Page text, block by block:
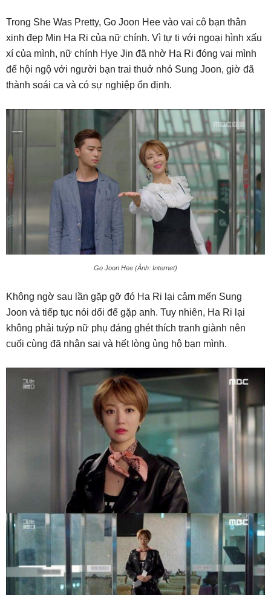
Trong She Was Pretty, Go Joon Hee vào vai cô bạn thân
xinh đẹp Min Ha Ri của nữ chính. Vì tự ti với ngoại hình xấu
xí của mình, nữ chính Hye Jin đã nhờ Ha Ri đóng vai mình
để hội ngộ với người bạn trai thuở nhỏ Sung Joon, giờ đã
thành soái ca và có sự nghiệp ổn định.
Go Joon Hee (Ảnh: Internet)
Không ngờ sau lần gặp gỡ đó Ha Ri lại cảm mến Sung
Joon và tiếp tục nói dối để gặp anh. Tuy nhiên, Ha Ri lại
không phải tuýp nữ phụ đáng ghét thích tranh giành nên
cuối cùng đã nhận sai và hết lòng ủng hộ bạn mình.